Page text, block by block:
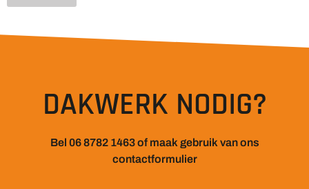
DAKWERK NODIG?
Bel 06 8782 1463 of maak gebruik van ons
contactformulier